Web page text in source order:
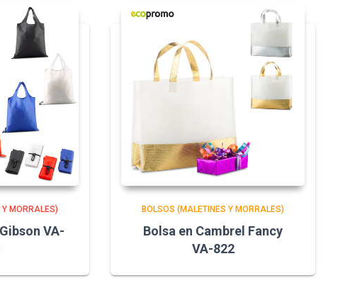
MORRALES)
VA-
BOLSOS (MALETINES Y MORRALES)
Bolsa en Cambrel Fancy
VA-822